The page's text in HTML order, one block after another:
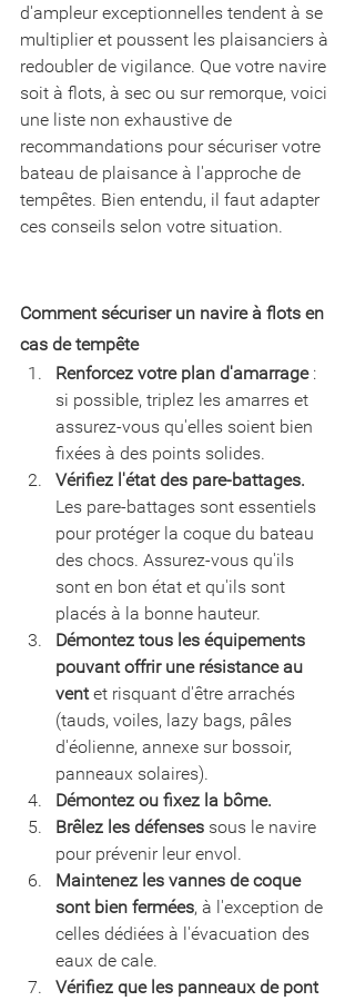
d'ampleur exceptionnelles tendent à se
multiplier et poussent les plaisanciers à
redoubler de vigilance. Que votre navire
soit à flots, à sec ou sur remorque, voici
une liste non exhaustive de
recommandations pour sécuriser votre
bateau de plaisance à l'approche de
tempêtes. Bien entendu, il faut adapter
ces conseils selon votre situation.
Comment sécuriser un navire à flots en
cas de tempête
Renforcez votre plan d'amarrage :
si possible, triplez les amarres et
assurez-vous qu'elles soient bien
fixées à des points solides.
Vérifiez l'état des pare-battages.
Les pare-battages sont essentiels
pour protéger la coque du bateau
des chocs. Assurez-vous qu'ils
sont en bon état et qu'ils sont
placés à la bonne hauteur.
Démontez tous les équipements
pouvant offrir une résistance au
vent et risquant d'être arrachés
(tauds, voiles, lazy bags, pâles
d'éolienne, annexe sur bossoir,
panneaux solaires).
Démontez ou fixez la bôme.
Brêlez les défenses sous le navire
pour prévenir leur envol.
Maintenez les vannes de coque
sont bien fermées, à l'exception de
celles dédiées à l'évacuation des
eaux de cale.
Vérifiez que les panneaux de pont